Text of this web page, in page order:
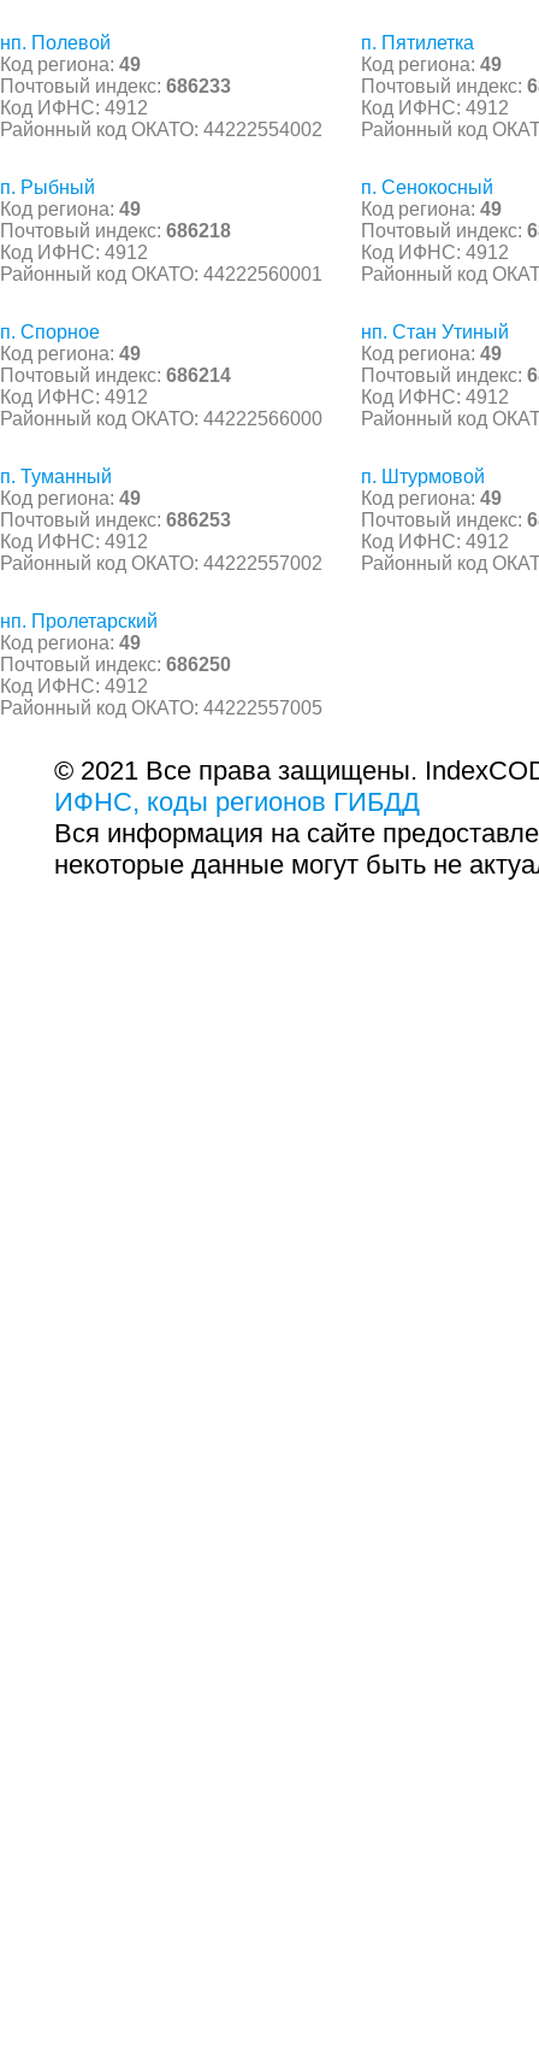
нп. Полевой
Код региона: 49
Почтовый индекс: 686233
Код ИФНС: 4912
Районный код ОКАТО: 44222554002
п. Пятилетка
Код региона: 49
Почтовый индекс:
Код ИФНС: 4912
Районный код
п. Рыбный
Код региона: 49
Почтовый индекс: 686218
Код ИФНС: 4912
Районный код ОКАТО: 44222560001
п. Сенокосный
Код региона: 49
Почтовый индекс:
Код ИФНС: 4912
Районный код
п. Спорное
Код региона: 49
Почтовый индекс: 686214
Код ИФНС: 4912
Районный код ОКАТО: 44222566000
нп. Стан Утиный
Код региона: 49
Почтовый индекс:
Код ИФНС: 4912
Районный код
п. Туманный
Код региона: 49
Почтовый индекс: 686253
Код ИФНС: 4912
Районный код ОКАТО: 44222557002
п. Штурмовой
Код региона: 49
Почтовый индекс:
Код ИФНС: 4912
Районный код
нп. Пролетарский
Код региона: 49
Почтовый индекс: 686250
Код ИФНС: 4912
Районный код ОКАТО: 44222557005
© 2021 Все права защищены.
ИФНС, коды регионов ГИБДД
Вся информация на сайте
некоторые данные могут быть не